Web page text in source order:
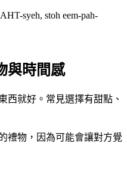
syeh, stoh eem-pah-
與時間感
西就好。常見選擇有甜點、
禮物，因為可能會讓對方覺